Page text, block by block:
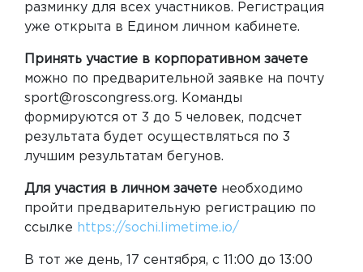
разминку для всех участников. Регистрация
уже открыта в Едином личном кабинете.
Принять участие в корпоративном зачете
можно по предварительной заявке на почту
sport@roscongress.org. Команды
формируются от 3 до 5 человек, подсчет
результата будет осуществляться по 3
лучшим результатам бегунов.
Для участия в личном зачете необходимо
пройти предварительную регистрацию по
ссылке https://sochi.limetime.io/
В тот же день, 17 сентября, с 11:00 до 13:00